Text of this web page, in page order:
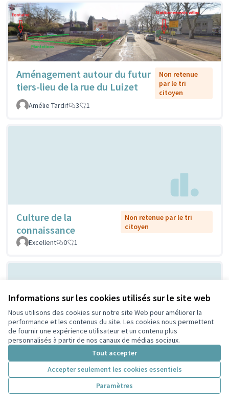
Informations sur les cookies utilisés sur le site web
Nous utilisons des cookies sur notre site Web pour améliorer la
performance et les contenus du site. Les cookies nous permettent
de fournir une expérience utilisateur et un contenu plus
personnalisés à partir de nos canaux de médias sociaux.
Tout accepter
Accepter seulement les cookies essentiels
Paramètres
Aménagement autour du futur
tiers-lieu de la rue du Luizet
Non retenue
par le tri
citoyen
Amélie Tardif
3 1
Culture de la
connaissance
Non retenue par le tri
citoyen
Excellent
0 1
Le PO'rtager, potager
partager
Non retenue par le tri
citoyen
PeriscoZay
1 1